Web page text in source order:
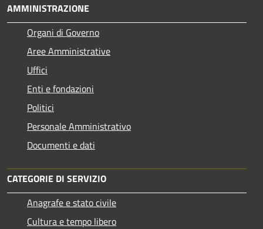
AMMINISTRAZIONE
Organi di Governo
Aree Amministrative
Uffici
Enti e fondazioni
Politici
Personale Amministrativo
Documenti e dati
CATEGORIE DI SERVIZIO
Anagrafe e stato civile
Cultura e tempo libero